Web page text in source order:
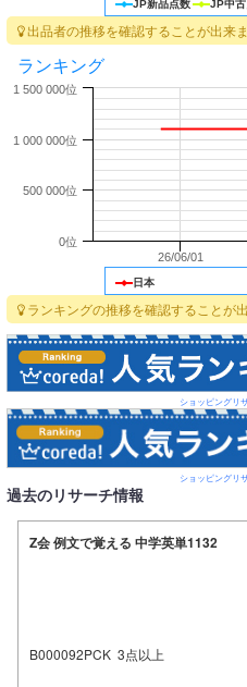
JP新品点数 JP中
出品者の推移を確認することが出来ま
ランキング
日本
26/06/01
0位
500 000位
1 000 000位
1 500 000位
ランキングの推移を確認することが出
ショッピングリ
ショッピングリ
過去のリサーチ情報
Z会 例文で覚える 中学英単1132
B000092PCK 3点以上